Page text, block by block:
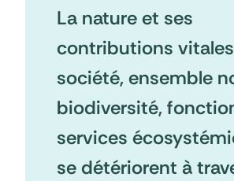
La nature et ses
contributions
société, ensemble
biodiversité,
services
se détériorent à